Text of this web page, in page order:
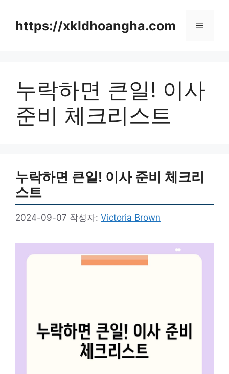
https://xkldhoangha.com 메
누락하면 큰일! 이사
준비 체크리스트
누락하면 큰일! 이사 준비 체크리
스트
2024-09-07 작성자: Victoria Brown